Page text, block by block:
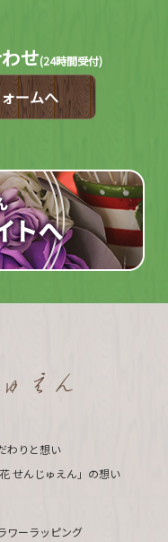
せ(24時間受付)
ームへ
わりと想い
花 せんじゅえん」の想い
ワーラッピング